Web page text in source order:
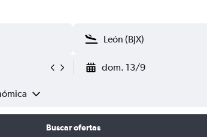
dom. 13/9
Buscar ofertas